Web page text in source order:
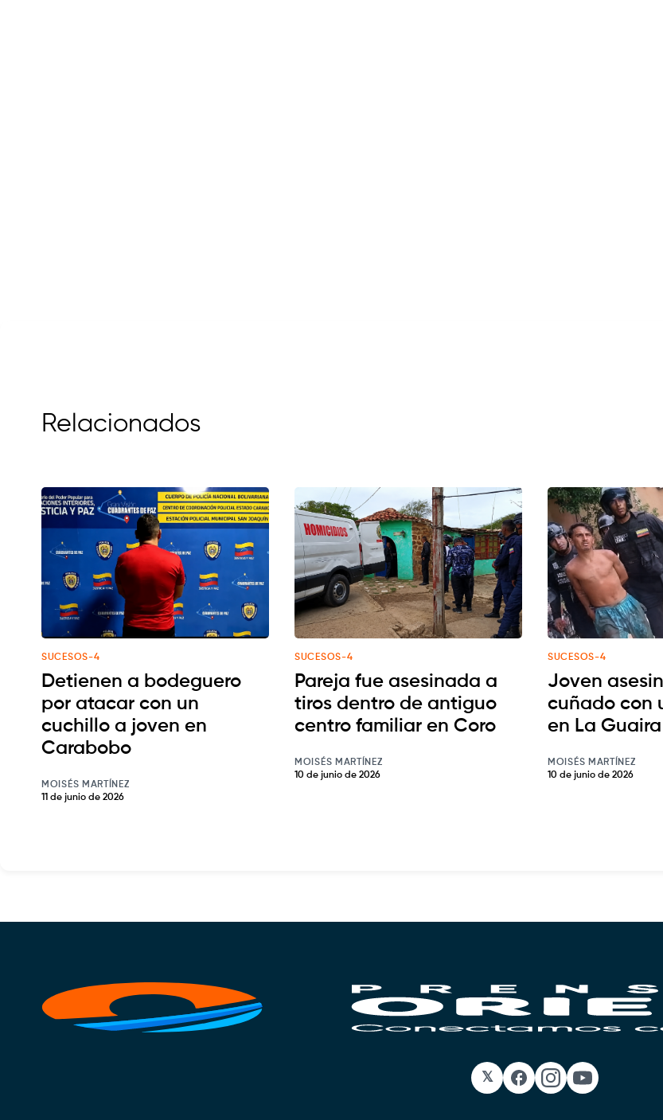
Relacionados
SUCESOS-4
Detienen a bodeguero
por atacar con un
cuchillo a joven en
Carabobo
MOISÉS MARTÍNEZ
11 de junio de 2026
SUCESOS-4
Pareja fue asesinada a
tiros dentro de antiguo
centro familiar en Coro
MOISÉS MARTÍNEZ
10 de junio de 2026
SUCESOS-4
Joven
cuñado con
en La Guaira
MOISÉS MARTÍNEZ
10 de junio de 2026
𝕏 Facebook
Instagram
YouTube